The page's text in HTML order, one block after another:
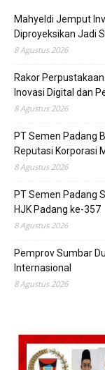
Mahyeldi Jemput
Diproyeksikan Jadi
8 Agustus 2026
Rakor
Inovasi Digital dan
8 Agustus 2026
PT Semen Padang
Reputasi Korporasi
8 Agustus 2026
PT Semen Padang
HJK Padang ke-357
8 Agustus 2026
Pemprov Sumbar
Internasional
8 Agustus 2026